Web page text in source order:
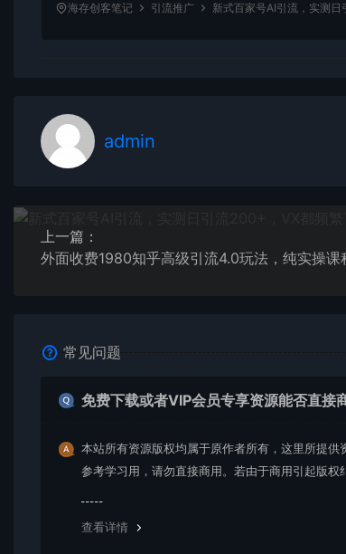
海存创客笔记 引流推广 新式百家号AI引流，实测
admin
上一篇：
常见问题
免费下载或者VIP会员专享资源能否直接
本站所有资源版权均属于原作者所有，这里所提供
参考学习用，请勿直接商用。若由于商用引起版权
查看详情